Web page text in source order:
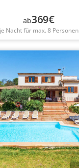
ab369€
je Nacht für max. 8 Personen